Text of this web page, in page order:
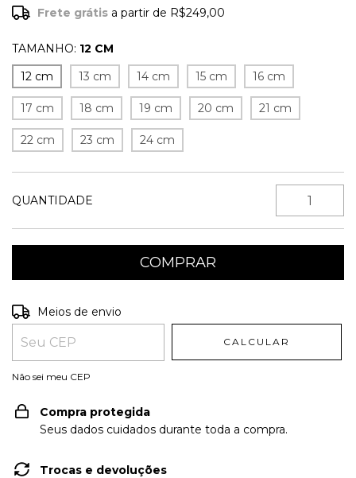
Frete grátis a partir de R$249,00
TAMANHO: 12 CM
12 cm
13 cm 14 cm 15 cm 16 cm
17 cm 18 cm 19 cm 20 cm 21 cm
22 cm 23 cm 24 cm
QUANTIDADE
Entregas para o CEP:
Meios de envio
CALCULAR
Não sei meu CEP
Compra protegida
Seus dados cuidados durante toda a compra.
Trocas e devoluções